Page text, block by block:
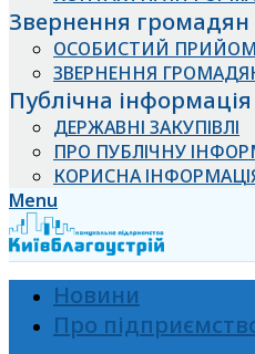
Звернення громадян
ОСОБИСТИЙ
ЗВЕРНЕННЯ
Публічна інформація
ДЕРЖАВНІ ЗАКУПІВЛІ
ПРО ПУБЛІЧНУ
КОРИСНА
Menu
Новини
Про